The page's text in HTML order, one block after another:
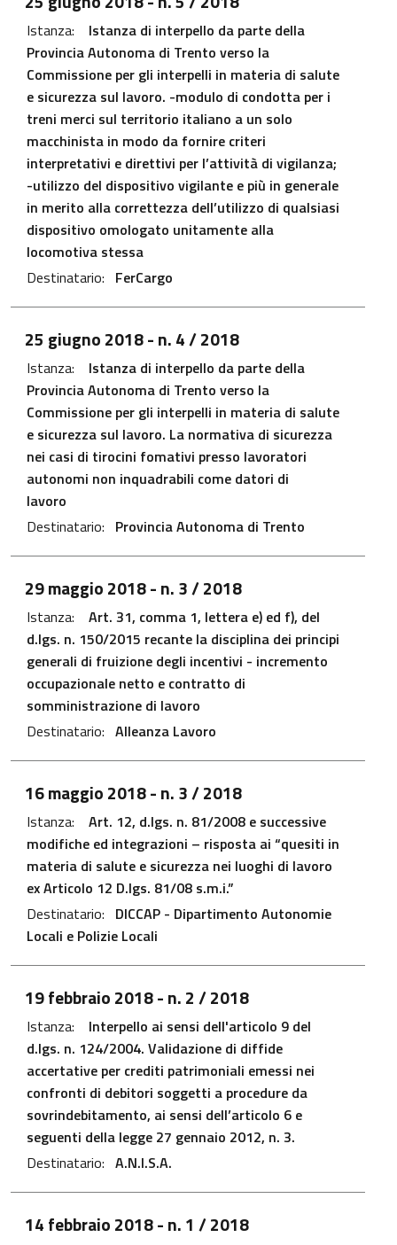
Istanza:
Istanza di interpello da parte della
Provincia Autonoma di Trento verso la
Commissione per gli interpelli in materia di salute
e sicurezza sul lavoro. -modulo di condotta per i
treni merci sul territorio italiano a un solo
macchinista in modo da fornire criteri
interpretativi e direttivi per l’attività di vigilanza;
-utilizzo del dispositivo vigilante e più in generale
in merito alla correttezza dell’utilizzo di qualsiasi
dispositivo omologato unitamente alla
locomotiva stessa
Destinatario: FerCargo
25 giugno 2018- n. 4 / 2018
Istanza:
Istanza di interpello da parte della
Provincia Autonoma di Trento verso la
Commissione per gli interpelli in materia di salute
e sicurezza sul lavoro. La normativa di sicurezza
nei casi di tirocini fomativi presso lavoratori
autonomi non inquadrabili come datori di
lavoro
Destinatario: Provincia Autonoma di Trento
29 maggio 2018- n. 3 / 2018
Istanza:
Art. 31, comma 1, lettera e) ed f), del
d.lgs. n. 150/2015 recante la disciplina dei principi
generali di fruizione degli incentivi - incremento
occupazionale netto e contratto di
somministrazione di lavoro
Destinatario: Alleanza Lavoro
16 maggio 2018- n. 3 / 2018
Istanza:
Art. 12, d.lgs. n. 81/2008 e successive
modifiche ed integrazioni – risposta ai “quesiti in
materia di salute e sicurezza nei luoghi di lavoro
ex Articolo 12 D.lgs. 81/08 s.m.i.”
Destinatario: DICCAP - Dipartimento Autonomie
Locali e Polizie Locali
19 febbraio 2018- n. 2 / 2018
Istanza:
Interpello ai sensi dell'articolo 9 del
d.lgs. n. 124/2004. Validazione di diffide
accertative per crediti patrimoniali emessi nei
confronti di debitori soggetti a procedure da
sovrindebitamento, ai sensi dell’articolo 6 e
seguenti della legge 27 gennaio 2012, n. 3.
Destinatario: A.N.I.S.A.
14 febbraio 2018- n. 1 / 2018